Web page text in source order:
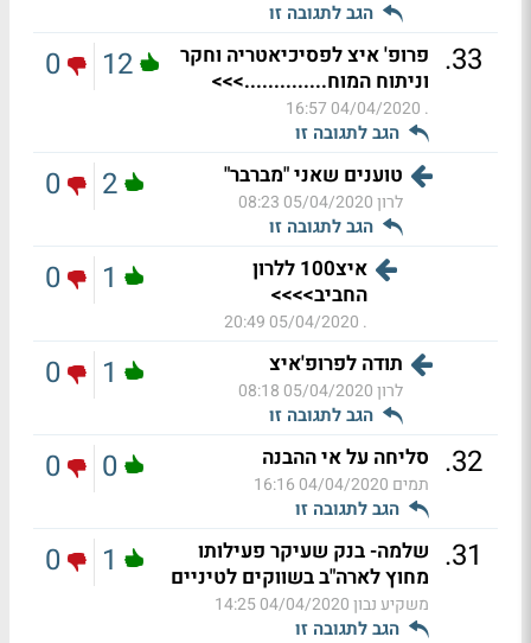
הגב לתגובה זו
33
. פרופ' איצ לפסיכיאטריה וחקר
וניתוח המוח..............>>>
.
04/04/2020 16:57
הגב לתגובה זו
12
0
טוענים שאני "מברבר"
לרון05/04/2020 08:23
הגב לתגובה זו
2
0
איצ100 ללרון
החביב>>>>
.
05/04/2020 20:49
1
0
תודה לפרופ'איצ
לרון05/04/2020 08:18
הגב לתגובה זו
1
0
32
. סליחה על אי ההבנה
תמים 04/04/2020 16:16
הגב לתגובה זו
0
0
31
. שלמה- בנק שעיקר פעילותו
מחוץ לארה"ב בשווקים לטיניים
משקיע נבון04/04/2020 14:25
הגב לתגובה זו
1
0